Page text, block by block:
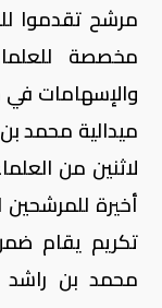
مرشح تقدموا
مخصصة
والإسهامات في
ميدالية محمد بن
لاثنين من
أخيرة
تكريم يقام